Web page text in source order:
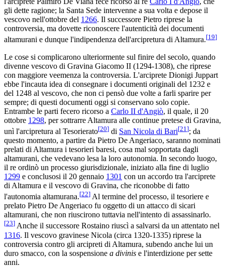
gli dette ragione; la Santa Sede intervenne a sua volta e depose il
vescovo nell'ottobre del 1266. Il successore Pietro riprese la
controversia, ma dovette riconoscere l'autenticità dei documenti
altamurani e dunque l'indipendenza dell'arcipretura di Altamura.[19]
Le cose si complicarono ulteriormente sul finire del secolo, quando
divenne vescovo di Gravina Giacomo II (1294-1308), che riprese
con maggiore veemenza la controversia. L'arciprete Dionigi Juppart
ebbe l'incauta idea di consegnare i documenti originali del 1232 e
del 1248 al vescovo, che non ci pensò due volte a farli sparire per
sempre; di questi documenti oggi si conservano solo copie.
Entrambe le parti fecero ricorso a Carlo II d'Angiò, il quale, il 20
ottobre 1298, per sottrarre Altamura alle continue pretese di Gravina,
unì l'arcipretura al Tesorierato[20] di San Nicola di Bari[21 ]; da
questo momento, a partire da Pietro De Angeriaco, saranno nominati
prelati di Altamura i tesorieri baresi, cosa mal sopportata dagli
altamurani, che vedevano lesa la loro autonomia. In secondo luogo,
il re ordinò un processo giurisdizionale, iniziato alla fine di luglio
1299 e conclusosi il 20 gennaio 1301 con un accordo tra l'arciprete
di Altamura e il vescovo di Gravina, che riconobbe di fatto
l'autonomia altamurana.[22] Al termine del processo, il tesoriere e
prelato Pietro De Angeriaco fu oggetto di un attacco di sicari
altamurani, che non riuscirono tuttavia nell'intento di assassinarlo.
[23] Anche il successore Rostaino riuscì a salvarsi da un attentato nel
1316. Il vescovo gravinese Nicola (circa 1320-1335) riprese la
controversia contro gli arcipreti di Altamura, subendo anche lui un
duro smacco, con la sospensione a divinis e l'interdizione per sette
anni.